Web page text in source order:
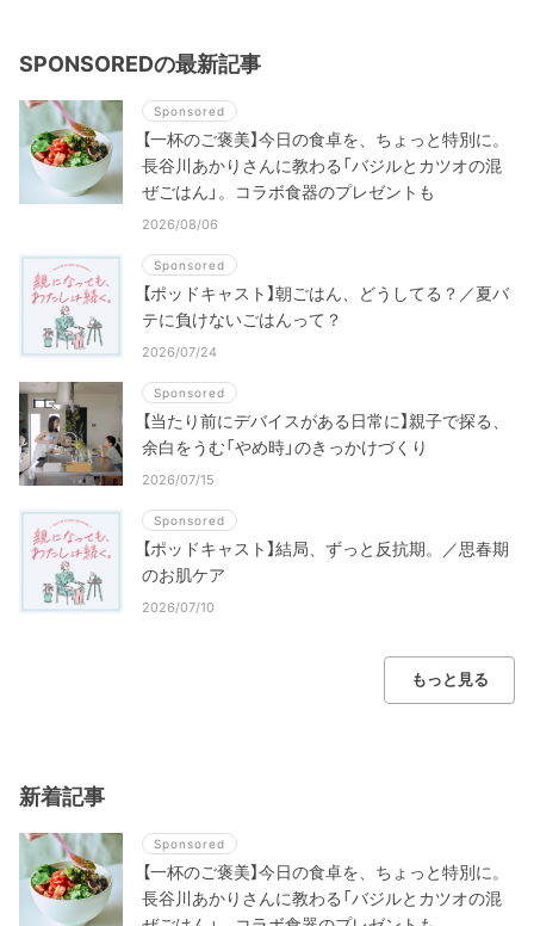
SPONSOREDの最新記事
Sponsored
【一杯のご褒美】今日の食卓を、ちょっと特別に。
長谷川あかりさんに教わる「バジルとカツオの混
ぜごはん」。コラボ食器のプレゼントも
2026/08/06
Sponsored
【ポッドキャスト】朝ごはん、どうしてる？／夏バ
テに負けないごはんって？
2026/07/24
Sponsored
【当たり前にデバイスがある日常に】親子で探る、
余白をうむ「やめ時」のきっかけづくり
2026/07/15
Sponsored
【ポッドキャスト】結局、ずっと反抗期。／思春期
のお肌ケア
2026/07/10
もっと見る
新着記事
Sponsored
【一杯のご褒美】今日の食卓を、ちょっと特別に。
長谷川あかりさんに教わる「バジルとカツオの混